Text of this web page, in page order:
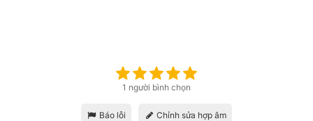
1 người bình chọn
Báo lỗi Chỉnh sửa hợp âm